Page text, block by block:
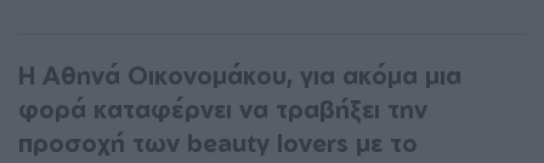
Η Αθηνά Οικονομάκου, για ακόμα μια
φορά καταφέρνει να τραβήξει την
προσοχή των beauty lovers με το